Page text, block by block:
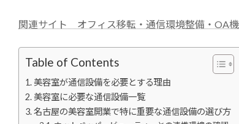
関連サイト オフィス移転・通信環境整備・OA
Table of Contents
美容室が通信設備を必要とする理由
美容室に必要な通信設備一覧
名古屋の美容室開業で特に重要な通信設備の選び方